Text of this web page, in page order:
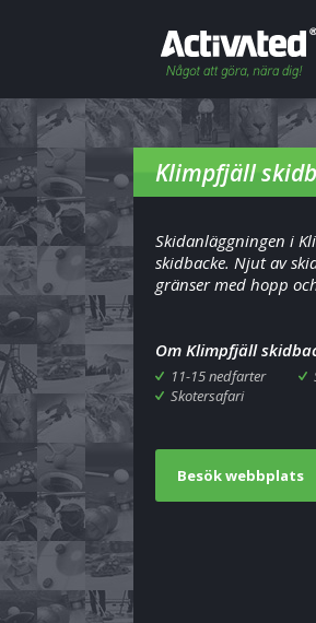
Klimpfjäll
Skidanläggningen i
skidbacke. Njut av
gränser med hopp
Om Klimpfjäll
11-15 nedfarter
Skotersafari
Besök webbplats